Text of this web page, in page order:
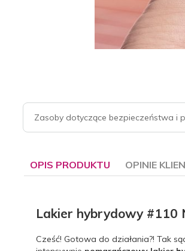
Zasoby dotyczące bezpieczeństwa i
OPIS PRODUKTU OPINIE
Lakier hybrydowy #110
Cześć! Gotowa do działania?! Tak